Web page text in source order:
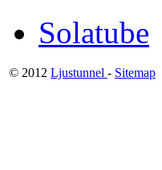
Solatube
© 2012 Ljustunnel - Sitemap